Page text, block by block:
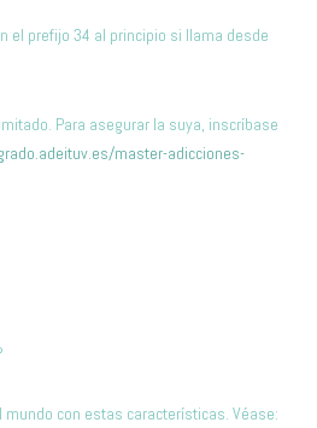
el prefijo 34 al principio si llama desde
Para asegurar la suya, inscríbase
master-adicciones-
con estas características. Véase: